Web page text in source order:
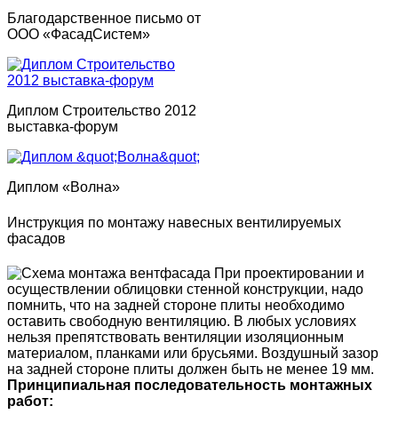
Благодарственное письмо от
ООО «ФасадСистем»
Диплом Строительство 2012
выставка-форум
Диплом «Волна»
Инструкция по монтажу навесных вентилируемых
фасадов
При проектировании и
осуществлении облицовки стенной конструкции, надо
помнить, что на задней стороне плиты необходимо
оставить свободную вентиляцию. В любых условиях
нельзя препятствовать вентиляции изоляционным
материалом, планками или брусьями. Воздушный зазор
на задней стороне плиты должен быть не менее 19 мм.
Принципиальная последовательность монтажных
работ: